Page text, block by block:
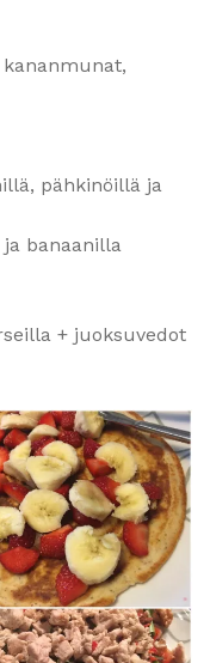
pähkinöillä ja
banaanilla
+ juoksuvedot